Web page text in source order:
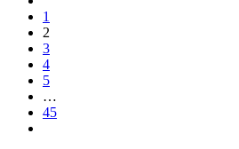
1
2
3
4
5
…
45